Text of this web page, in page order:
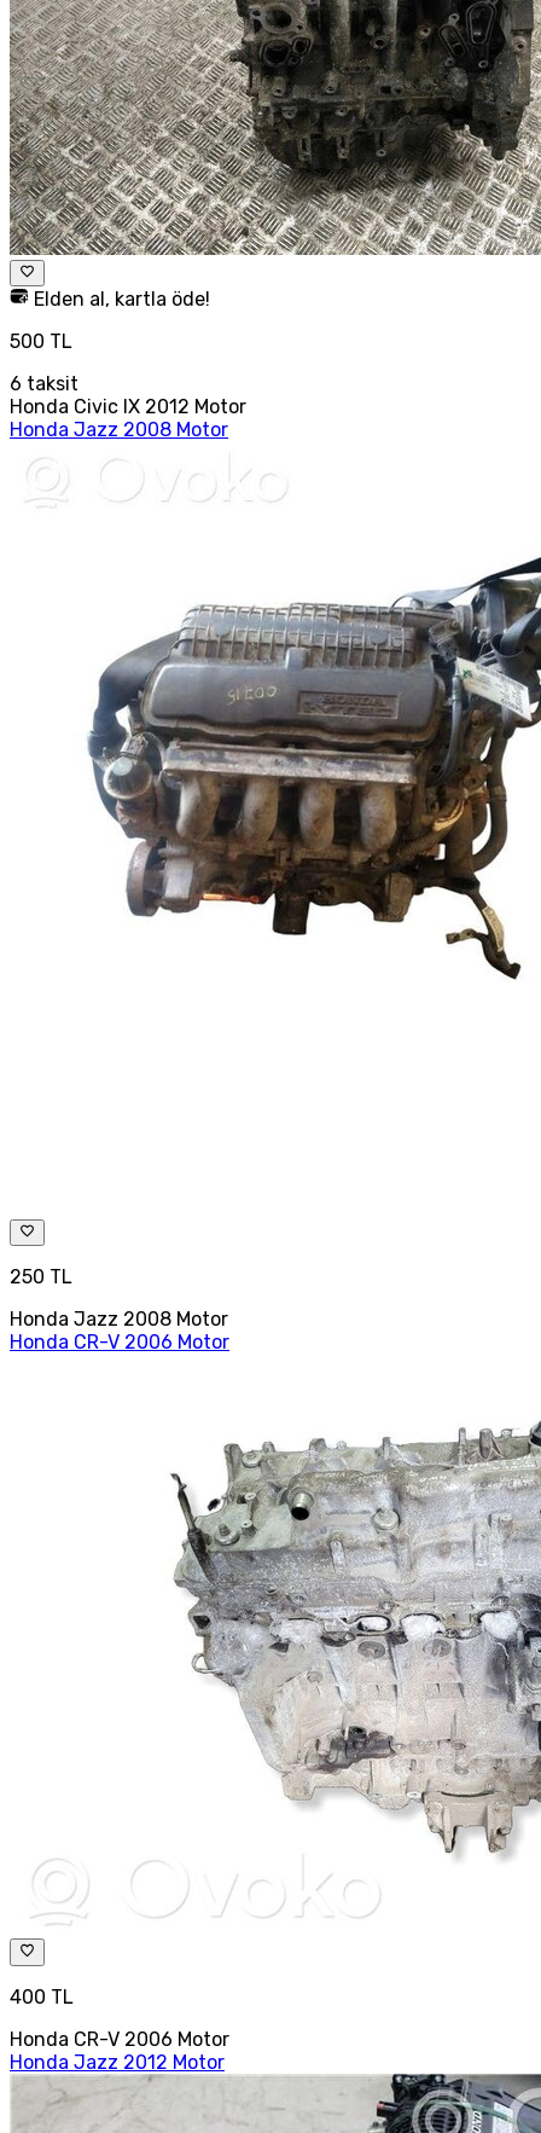
Elden al, kartla öde!
500 TL
6 taksit
Honda Civic IX 2012 Motor
Honda Jazz 2008 Motor
250 TL
Honda Jazz 2008 Motor
Honda CR-V 2006 Motor
400 TL
Honda CR-V 2006 Motor
Honda Jazz 2012 Motor